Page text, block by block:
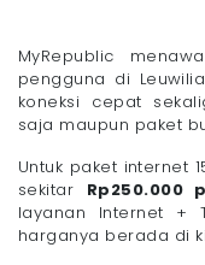
MyRepublic
pengguna di
koneksi cepat
saja maupun paket
Untuk paket internet
sekitar Rp250.000
layanan Internet +
harganya berada di